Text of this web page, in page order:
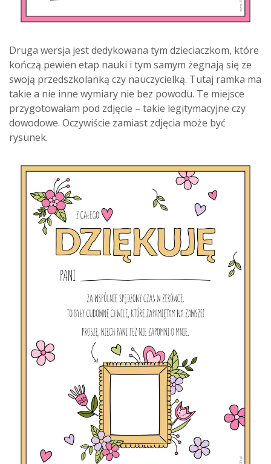
Druga wersja jest dedykowana tym dzieciaczkom, które
kończą pewien etap nauki i tym samym żegnają się ze
swoją przedszkolanką czy nauczycielką. Tutaj ramka ma
takie a nie inne wymiary nie bez powodu. Te miejsce
przygotowałam pod zdjęcie – takie legitymacyjne czy
dowodowe. Oczywiście zamiast zdjęcia może być
rysunek.